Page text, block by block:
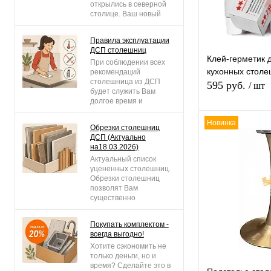
открылись в северной
столице. Ваш новый
центр кухонных
шоссе!
Правила эксплуатации
ДСП столешниц
При соблюдении всех
рекомендаций
столешница из ДСП
будет служить Вам
долгое время и
возможно «всегда» (но
выглядеть как новая.
Нарушая же правила
эксплуатации, Вы
потеряете гарантийное
обслуживание!
Обрезки столешниц
ДСП (Актуально
на18.03.2026)
Актуальный список
уцененных столешниц.
Обрезки столешниц
позволят Вам
существенно
сэкономить на общей
скидки на полотна из
данного раздела от 50
до 95% от базовой
цены. Столешницы,
подоконники, Барные
Покупать комплектом -
всегда выгодно!
Хотите сэкономить не
только деньги, но и
время? Сделайте это в
Цвет (Ваш
Длина (Ваш
3050mm
Клей-герметик
кухонных
595 руб. / шт
В
Купить в 1
Цвет (Ваш Выбор)
Новинка